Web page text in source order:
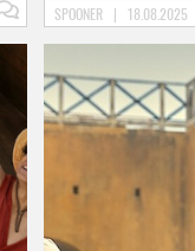
SPOONER | 18.08.2025